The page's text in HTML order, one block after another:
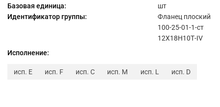
Базовая единица:
шт
Идентификатор группы:
Фланец плоский
100-25-01-1-ст
12Х18Н10Т-IV
Исполнение:
исп. E исп. F исп. C исп. M исп. L исп. D